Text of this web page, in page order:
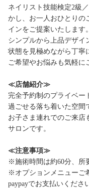
ネイリスト技能検定2級
かし、お一人おひとりの
インをご提案いたします。
シンプルから上品デザイ
状態を見極めながら丁寧
ご希望やお悩みも気軽に
≪店舗紹介≫
完全予約制のプライベー
過ごせる落ち着いた空間
お子さま連れでのご来店
サロンです。
≪注意事項≫
※施術時間は約60分、所
※オプションメニューご
paypayでお支払いくださ